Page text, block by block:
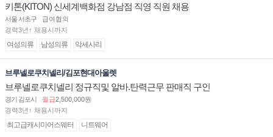
키톤(KITON) 신세계백화점 강남점 직영 직원 채용
서울 서초구
급여협의
경력3년↑ 채용시까지
여성의류 남성의류 악세사리
브루넬로쿠치넬리/김포현대아울렛
브루넬로쿠치넬리 정규직및 알바.탄력근무 판매직 구인
경기 김포시 월급2,500,000원
경력3년↑ 채용시까지
최고급캐시미어스웨터 니트웨어